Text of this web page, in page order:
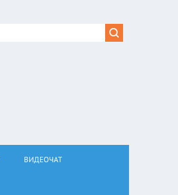
ВИДЕОЧАТ